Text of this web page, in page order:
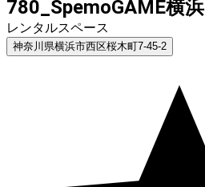
780_SpemoGAME横浜
レンタルスペース
神奈川県横浜市西区桜木町7-45-2